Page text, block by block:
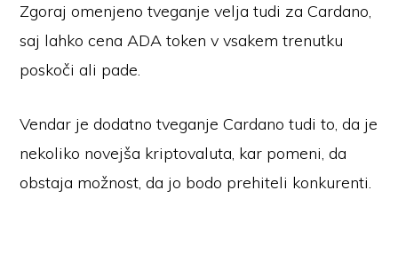
Zgoraj omenjeno tveganje velja tudi za Cardano,
saj lahko cena ADA token v vsakem trenutku
poskoči ali pade.
Vendar je dodatno tveganje Cardano tudi to, da je
nekoliko novejša kriptovaluta, kar pomeni, da
obstaja možnost, da jo bodo prehiteli konkurenti.